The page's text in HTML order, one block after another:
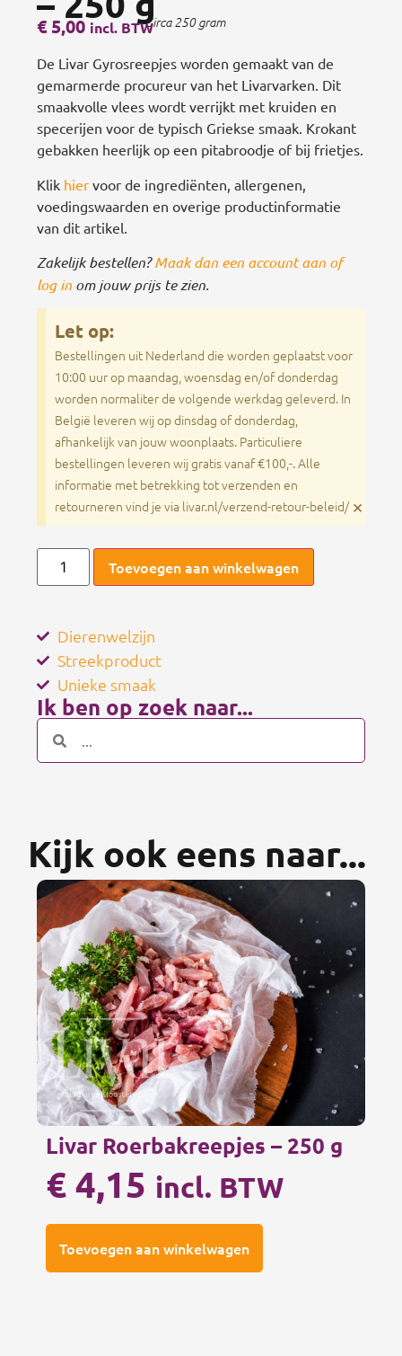
Circa 250 gram
€5,00 incl. BTW
De Livar Gyrosreepjes worden gemaakt van de
gemarmerde procureur van het Livarvarken. Dit
smaakvolle vlees wordt verrijkt met kruiden en
specerijen voor de typisch Griekse smaak. Krokant
gebakken heerlijk op een pitabroodje of bij frietjes.
Klik hier voor de ingrediënten, allergenen,
voedingswaarden en overige productinformatie
van dit artikel.
Zakelijk bestellen?Maak dan een account aan of
log in om jouw prijs te zien.
Let op:
Bestellingen uit Nederland die worden geplaatst voor
10:00 uur op maandag, woensdag en/of donderdag
worden normaliter de volgende werkdag geleverd. In
België leveren wij op dinsdag of donderdag,
afhankelijk van jouw woonplaats. Particuliere
bestellingen leveren wij gratis vanaf €100,-. Alle
informatie met betrekking tot verzenden en
retourneren vind je via livar.nl/verzend-retour-beleid/ ×
Toevoegen aan winkelwagen
Dierenwelzijn
Streekproduct
Unieke smaak
Ik ben op zoek naar...
Kijk ook eens naar...
Livar Roerbakreepjes – 250 g
€4,15 incl. BTW
Toevoegen aan winkelwagen